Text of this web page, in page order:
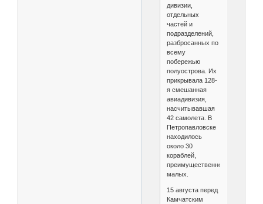
дивизии,
отдельных
частей и
подразделений,
разбросанных по
всему
побережью
полуострова. Их
прикрывала 128-
я смешанная
авиадивизия,
насчитывавшая
42 самолета. В
Петропавловске
находилось
около 30
кораблей,
преимущественно
малых.
15 августа перед
Камчатским